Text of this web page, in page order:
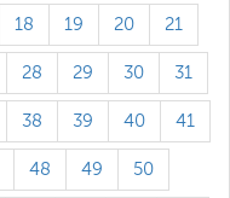
18 19 20 21
28 29 30 31
38 39 40 41
48 49 50